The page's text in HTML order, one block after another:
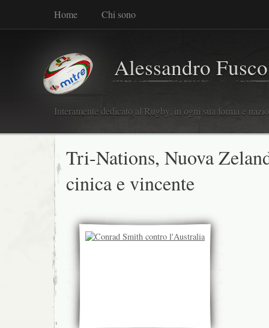
Home Chi sono
Alessandro Fusco
Interamente dedicato al Rugby, in ogni sua forma e
Tri-Nations, Nuova
cinica e vincente